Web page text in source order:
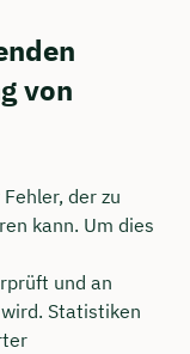
von
der zu
kann. Um dies
und an
Statistiken